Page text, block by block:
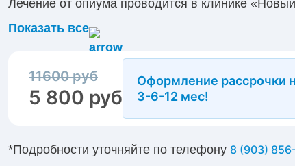
Лечение от опиума проводится в клинике
ремиссии. В курс терапии входит
психотерапия, противорецидивные методы.
Показать все
11600 руб
5 800 руб
Оформление рассрочки
3-6-12 мес!
*Подробности уточняйте по телефону 8 (903)